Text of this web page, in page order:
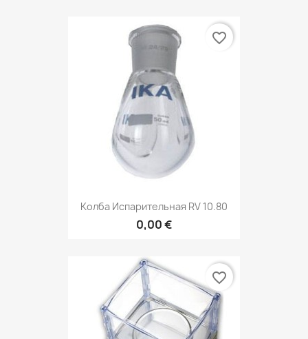
Колба Испарительная RV 10.80
0,00 €
favorite_border
favorite_border